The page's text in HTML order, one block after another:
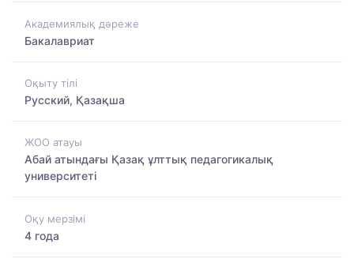
Академиялық дәреже
Бакалавриат
Оқыту тілі
Русский, Қазақша
ЖОО атауы
Абай атындағы Қазақ ұлттық педагогикалық
университеті
Оқу мерзімі
4 года